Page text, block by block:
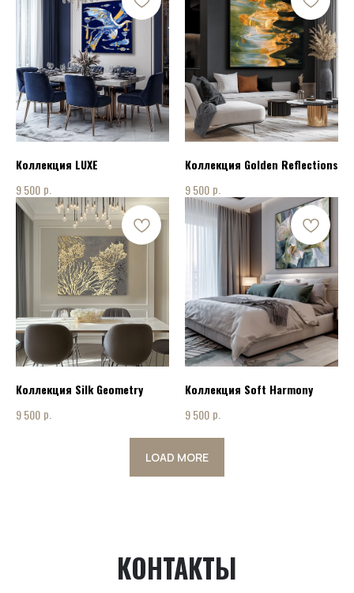
Коллекция LUXE
9 500 р.
Коллекция Golden Reflections
9 500 р.
Коллекция Silk Geometry
9 500 р.
Коллекция Soft Harmony
9 500 р.
LOAD MORE
КОНТАКТЫ
+7 915 075 94 08
ПОЗВОНИТЬ НАМ:
INFO@ART-INTERIOR-MSK.RU
НАПИСАТЬ НАМ: